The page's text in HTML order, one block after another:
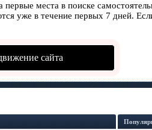
первые места в поиске
уже в течение первых 7 дней.
сайта